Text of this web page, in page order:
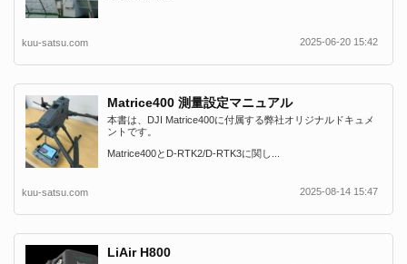
kuu-satsu.com 2025-06-20 15:42
Matrice400 測量設定マニュアル
本書は、DJI Matrice400に付属する弊社オリジナルドキュメ
ントです。
Matrice400とD-RTK2/D-RTK3に関し...
kuu-satsu.com 2025-08-14 15:47
LiAir H800